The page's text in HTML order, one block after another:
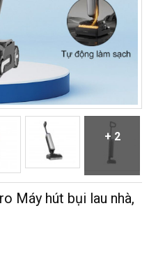
+ 2
Máy hút bụi lau nhà,